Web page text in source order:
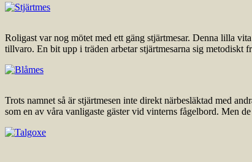
Roligast var nog mötet med ett gäng stjärtmesar. Denna lilla
tillvaro. En bit upp i träden arbetar stjärtmesarna sig metodiskt
Trots namnet så är stjärtmesen inte direkt närbesläktad med
som en av våra vanligaste gäster vid vinterns fågelbord. Men